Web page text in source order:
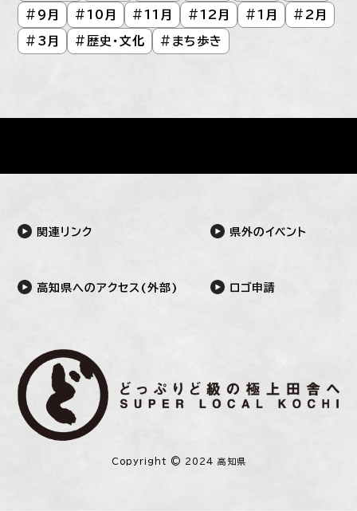
# 9月 #10月 #11月 #12月 #1月 # 2月
# 3月 # 歴史・文化 # まち歩き
関連リンク 県外のイベント
高知県へのアクセス(外部) ロゴ申請
Copyright © 2024 高知県